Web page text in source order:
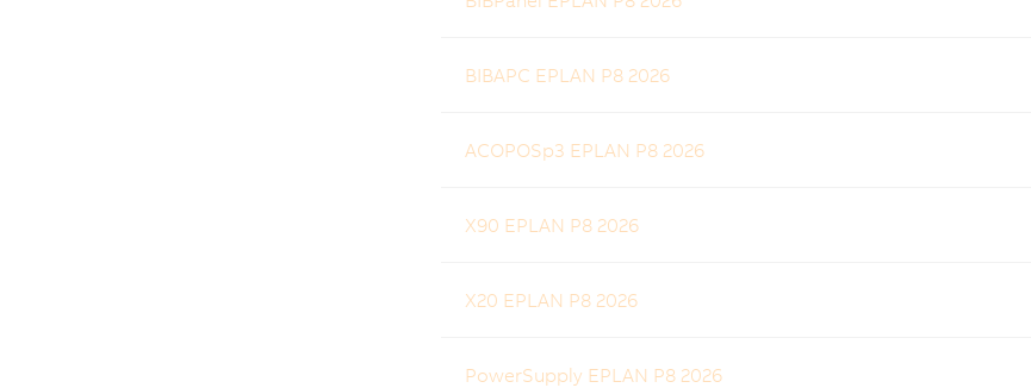
BIBAPC EPLAN P8 2026
ACOPOSp3 EPLAN P8 2026
X90 EPLAN P8 2026
X20 EPLAN P8 2026
PowerSupply EPLAN P8 2026